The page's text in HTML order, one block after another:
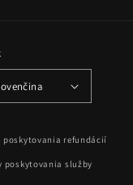
poskytovania refundácií
poskytovania služby